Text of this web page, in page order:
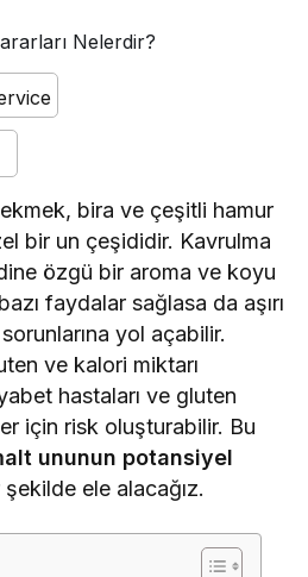
bira ve çeşitli hamur
bir un çeşididir. Kavrulma
özgü bir aroma ve koyu
faydalar sağlasa da aşırı
yol açabilir.
ve kalori miktarı
hastaları ve gluten
için risk oluşturabilir. Bu
ununun potansiyel
şekilde ele alacağız.